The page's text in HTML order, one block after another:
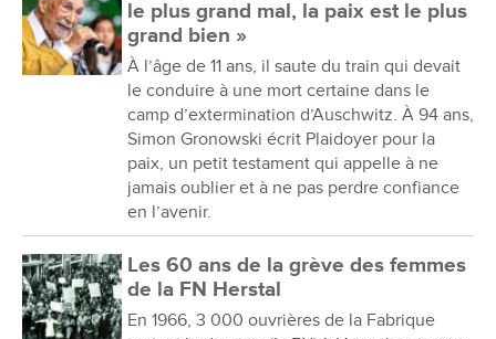
le plus grand mal, la paix est le plus
grand bien »
À l’âge de 11 ans, il saute du train qui devait
le conduire à une mort certaine dans le
camp d’extermination d’Auschwitz. À 94 ans,
Simon Gronowski écrit Plaidoyer pour la
paix, un petit testament qui appelle à ne
jamais oublier et à ne pas perdre confiance
en l’avenir.
Les 60 ans de la grève des femmes
de la FN Herstal
En 1966, 3 000 ouvrières de la Fabrique